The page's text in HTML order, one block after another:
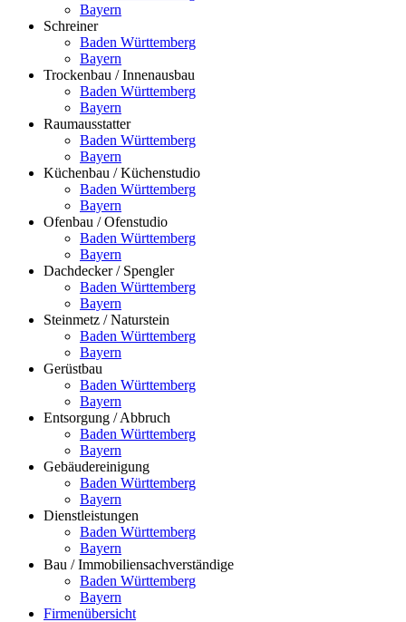
Bayern
Schreiner
Baden Württemberg
Bayern
Trockenbau / Innenausbau
Baden Württemberg
Bayern
Raumausstatter
Baden Württemberg
Bayern
Küchenbau / Küchenstudio
Baden Württemberg
Bayern
Ofenbau / Ofenstudio
Baden Württemberg
Bayern
Dachdecker / Spengler
Baden Württemberg
Bayern
Steinmetz / Naturstein
Baden Württemberg
Bayern
Gerüstbau
Baden Württemberg
Bayern
Entsorgung / Abbruch
Baden Württemberg
Bayern
Gebäudereinigung
Baden Württemberg
Bayern
Dienstleistungen
Baden Württemberg
Bayern
Bau / Immobiliensachverständige
Baden Württemberg
Bayern
Firmenübersicht